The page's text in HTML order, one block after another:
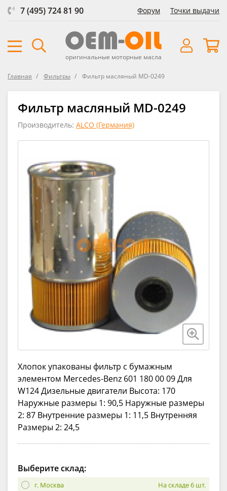
7 (495) 724 81 90 Форум Точки выдачи
оригинальные моторные масла
Главная Фильтры Фильтр масляный MD-0249
Фильтр масляный MD-0249
Производитель: ALCO (Германия)
Хлопок упакованы фильтр с бумажным
элементом Mercedes-Benz 601 180 00 09 Для
W124 Дизельные двигатели Высота: 170
Наружные размеры 1: 90,5 Наружные размеры
2: 87 Внутренние размеры 1: 11,5 Внутренняя
Размеры 2: 24,5
Выберите склад:
г. Москва
На складе 6 шт.